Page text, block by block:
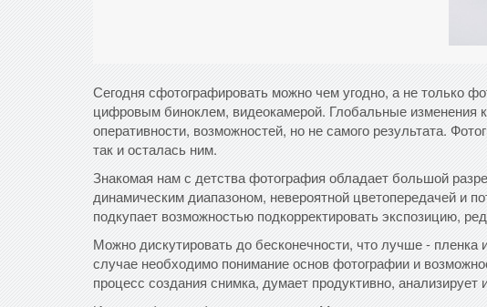
Сегодня сфотографировать можно чем угодно, а не только
цифровым биноклем, видеокамерой. Глобальные изменения
оперативности, возможностей, но не самого результата.
так и осталась ним.
Знакомая нам с детства фотография обладает большой
динамическим диапазоном, невероятной цветопередачей и
подкупает возможностью подкорректировать экспозицию,
Можно дискутировать до бесконечности, что лучше -
случае необходимо понимание основ фотографии и
процесс создания снимка, думает продуктивно, анализирует